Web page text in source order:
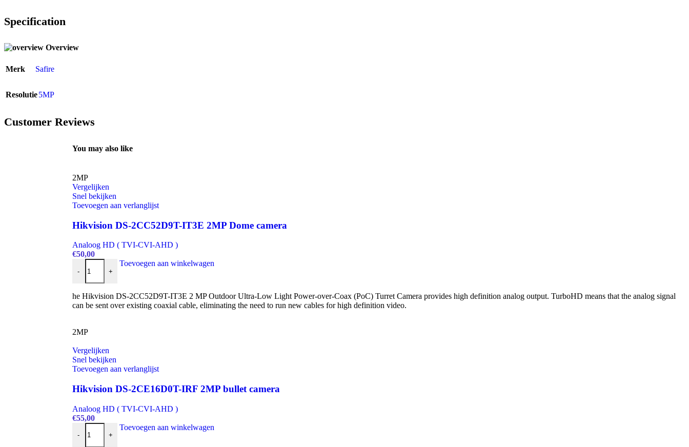
Specification
Overview
Merk Safire
Resolutie5MP
Customer Reviews
You may also like
2MP
Vergelijken
Snel bekijken
Toevoegen aan verlanglijst
Hikvision DS-2CC52D9T-IT3E 2MP Dome camera
Analoog HD ( TVI-CVI-AHD )
€50,00
-
Hikvision DS-2CC52D9T-IT3E 2MP Dome camera aantal
+
Toevoegen aan winkelwagen
he Hikvision DS-2CC52D9T-IT3E 2 MP Outdoor Ultra-Low Light Power-over-Coax (PoC) Turret Camera provides high definition analog output. TurboHD means that the analog signal
can be sent over existing coaxial cable, eliminating the need to run new cables for high definition video.
2MP
Vergelijken
Snel bekijken
Toevoegen aan verlanglijst
Hikvision DS-2CE16D0T-IRF 2MP bullet camera
Analoog HD ( TVI-CVI-AHD )
€55,00
-
Hikvision DS-2CE16D0T-IRF 2MP bullet camera aantal
+
Toevoegen aan winkelwagen